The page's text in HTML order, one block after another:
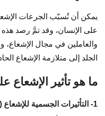
يمكن أن تُسبّب الجرعات
على الإنسان، وقد تمَّ رصد هذه
والعاملين في مجال الإشعاع،
الجلد إلى متلازمة الإشعاع
ما هو تأثير
1- التأثيرات الجسمية للإشعاع (Somatic effects of Radiation)